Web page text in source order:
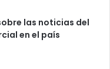
las noticias del
en el país